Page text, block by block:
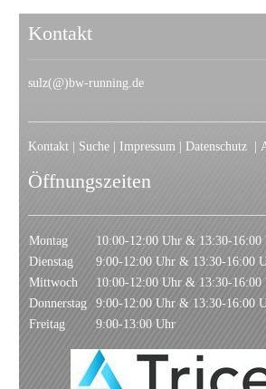
Kontakt
sulz(@)bw-running.de
Kontakt Suche Impressum Datenschutz
Öffnungszeiten
Montag
10:00-12:00 Uhr & 13:30-16:00
Dienstag
9:00-12:00 Uhr & 13:30-16:00
Mittwoch
10:00-12:00 Uhr & 13:30-16:00
Donnerstag
9:00-12:00 Uhr & 13:30-16:00
Freitag
9:00-13:00 Uhr